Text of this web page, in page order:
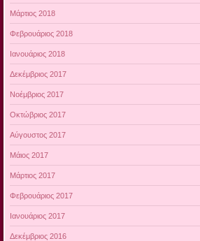
Μάρτιος 2018
Φεβρουάριος 2018
Ιανουάριος 2018
Δεκέμβριος 2017
Νοέμβριος 2017
Οκτώβριος 2017
Αύγουστος 2017
Μάιος 2017
Μάρτιος 2017
Φεβρουάριος 2017
Ιανουάριος 2017
Δεκέμβριος 2016